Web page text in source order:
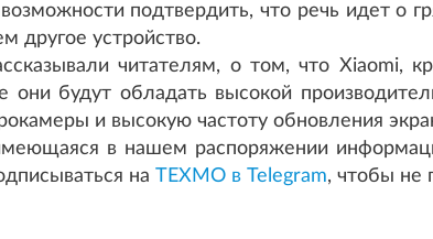
подтвердить, что речь идет о
другое устройство.
читателям, о том, что Xiaomi,
они будут обладать высокой
и высокую частоту обновления
в нашем распоряжении
на ТЕХМО в Telegram, чтобы не